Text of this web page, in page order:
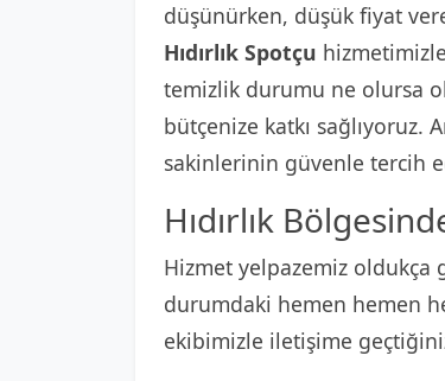
düşünürken, düşük fiyat
Hıdırlık Spotçu hizmetimizle
temizlik durumu ne olursa
bütçenize katkı sağlıyoruz.
sakinlerinin güvenle tercih
Hıdırlık
Hizmet yelpazemiz oldukça
durumdaki hemen hemen
ekibimizle iletişime